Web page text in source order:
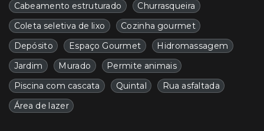
Cabeamento estruturado
Churrasqueira
Coleta seletiva de lixo
Cozinha gourmet
Depósito
Espaço Gourmet
Hidromassagem
Jardim
Murado
Permite animais
Piscina com cascata
Quintal
Rua asfaltada
Área de lazer